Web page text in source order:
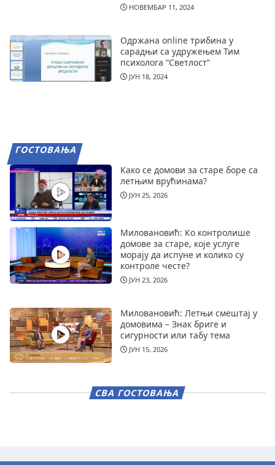
НОВЕМБАР 11, 2024
Одржана online трибина у
сарадњи са удружењем Тим
психолога ”Светлост”
ЈУН 18, 2024
ГОСТОВАЊА
Како се домови за старе боре са
летњим врућинама?
ЈУН 25, 2026
Миловановић: Ко контролише
домове за старе, које услуге
морају да испуне и колико су
контроле честе?
ЈУН 23, 2026
Миловановић: Летњи смештај у
домовима – Знак бриге и
сигурности или табу тема
ЈУН 15, 2026
СВА ГОСТОВАЊА